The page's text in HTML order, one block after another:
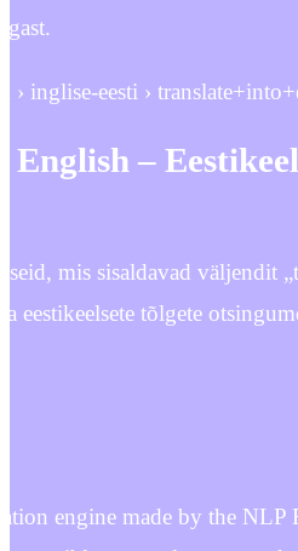
› inglise-eesti ›
–
mis sisaldavad väljendit
eestikeelsete tõlgete
engine made by the NLP